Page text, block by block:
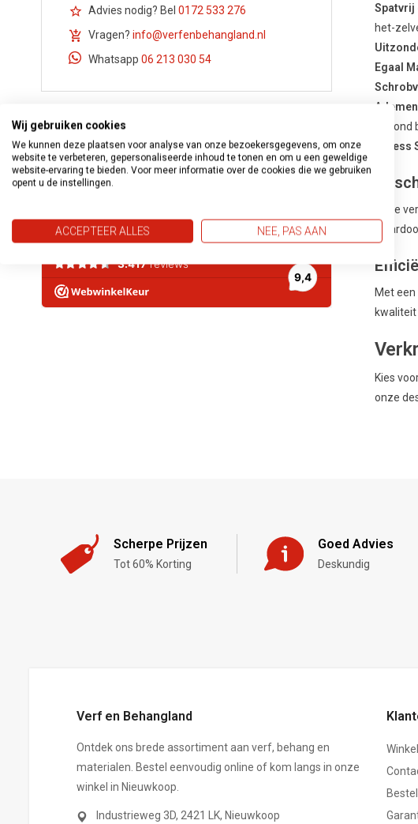
Advies nodig? Bel 0172 533 276
Vragen? info@verfenbehangland.nl
Whatsapp 06 213 030 54
Spatvrij
het-
Egaal
Airless
Deze
Met
Kies
onze
Scherpe Prijzen
Tot 60% Korting
Goed Advies
Deskundig
Verf en Behangland
Ontdek ons brede assortiment aan verf, behang en
materialen. Bestel eenvoudig online of kom langs in onze
winkel in Nieuwkoop.
Industrieweg 3D, 2421 LK, Nieuwkoop
Wij gebruiken cookies
We kunnen deze plaatsen voor analyse van onze bezoekersgegevens, om onze
website te verbeteren, gepersonaliseerde inhoud te tonen en om u een geweldige
website-ervaring te bieden. Voor meer informatie over de cookies die we gebruiken
opent u de instellingen.
ACCEPTEER ALLES NEE, PAS AAN